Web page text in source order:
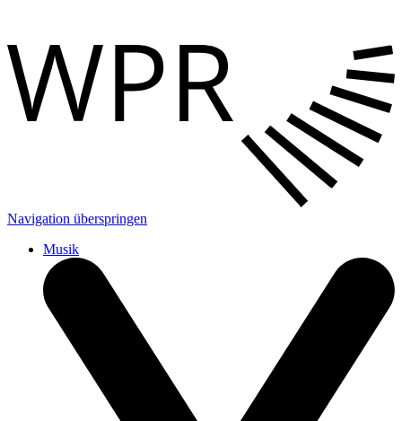
Navigation überspringen
Musik